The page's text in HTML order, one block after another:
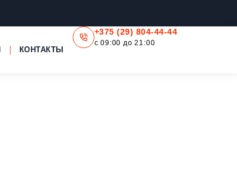
КОНТАКТЫ
+375 (29) 804-44-44
с 09:00 до 21:00